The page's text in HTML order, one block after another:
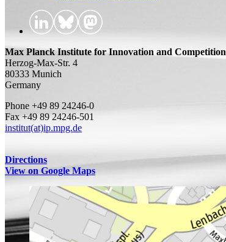
Max Planck Institute for Innovation and Competition
Herzog-Max-Str. 4
80333 Munich
Germany
Phone +49 89 24246-0
Fax +49 89 24246-501
institut(at)ip.mpg.de
Directions
View on Google Maps